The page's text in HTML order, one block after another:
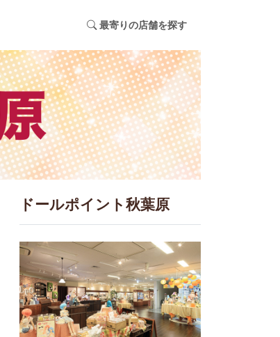
最寄りの店舗を探す
ドールポイント秋葉原